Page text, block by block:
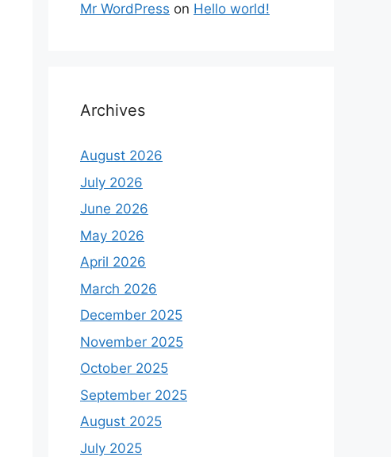
Mr WordPress on Hello world!
Archives
August 2026
July 2026
June 2026
May 2026
April 2026
March 2026
December 2025
November 2025
October 2025
September 2025
August 2025
July 2025